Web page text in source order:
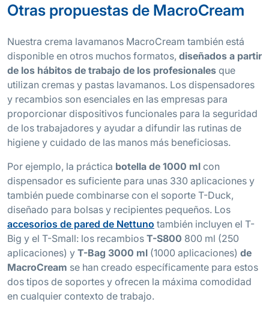
Otras propuestas de MacroCream
Nuestra crema lavamanos MacroCream también está
disponible en otros muchos formatos, diseñados a partir
de los hábitos de trabajo de los profesionales que
utilizan cremas y pastas lavamanos. Los dispensadores
y recambios son esenciales en las empresas para
proporcionar dispositivos funcionales para la seguridad
de los trabajadores y ayudar a difundir las rutinas de
higiene y cuidado de las manos más beneficiosas.
Por ejemplo, la práctica botella de 1000 ml con
dispensador es suficiente para unas 330 aplicaciones y
también puede combinarse con el soporte T-Duck,
diseñado para bolsas y recipientes pequeños. Los
accesorios de pared de Nettuno también incluyen el T-
Big y el T-Small: los recambios T-S800 800 ml (250
aplicaciones) y T-Bag 3000 ml (1000 aplicaciones) de
MacroCream se han creado específicamente para estos
dos tipos de soportes y ofrecen la máxima comodidad
en cualquier contexto de trabajo.